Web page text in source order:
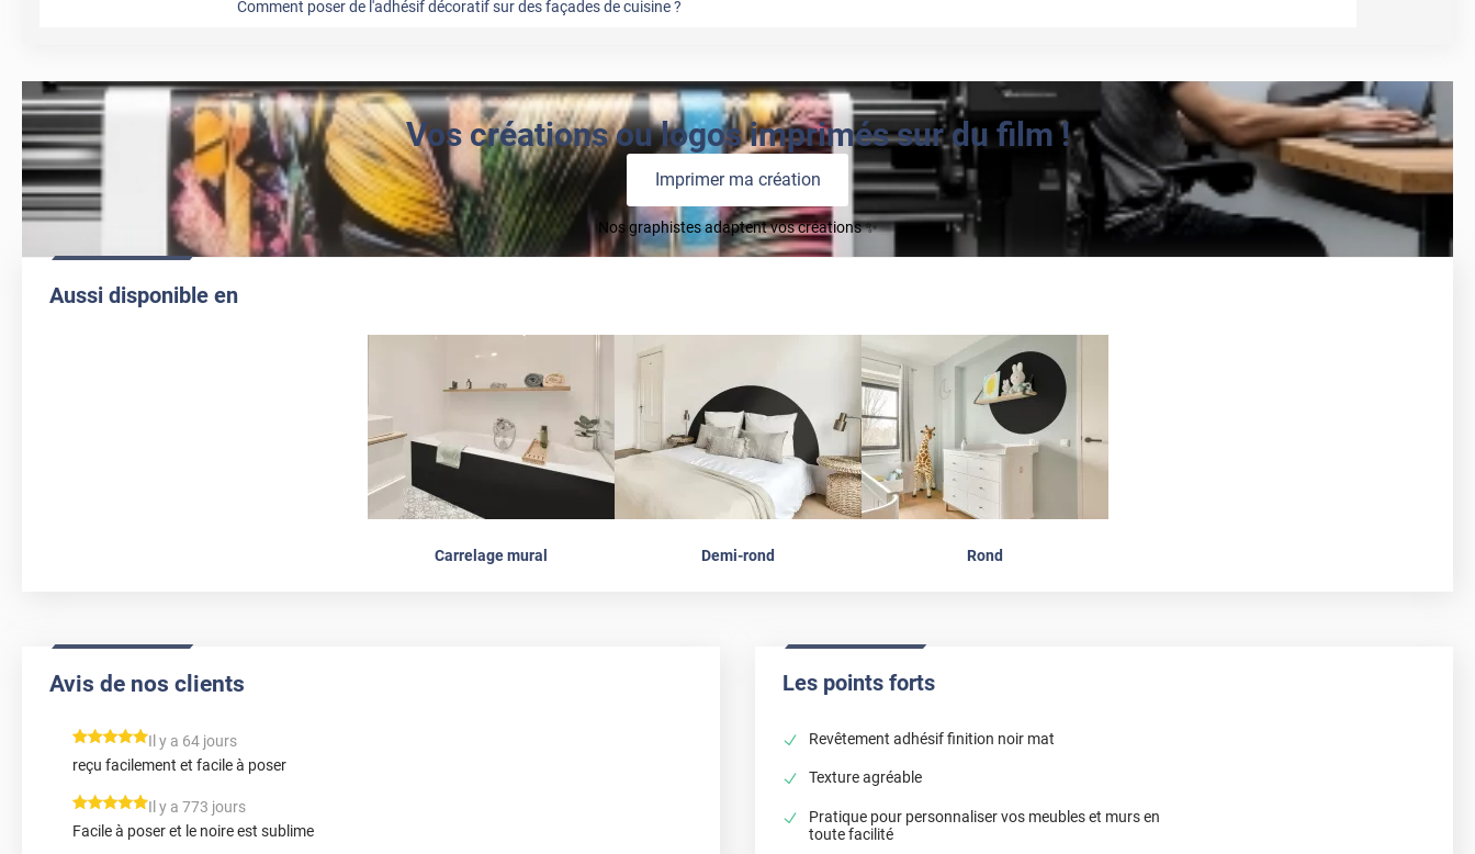
Comment poser de l'adhésif décoratif sur des façades de cuisine ?
Vos créations ou logos imprimés sur du film !
Imprimer ma création
Nos graphistes adaptent vos créations ✨
Aussi disponible en
Carrelage mural Demi-rond Rond
Avis de nos clients
*****
Il y a 64 jours
reçu facilement et facile à poser
*****
Il y a 773 jours
Facile à poser et le noire est sublime
Les points forts
Revêtement adhésif finition noir mat
Texture agréable
Pratique pour personnaliser vos meubles et murs en
toute facilité